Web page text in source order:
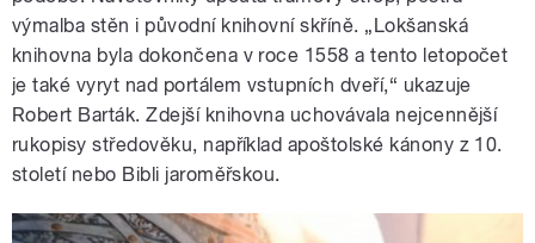
výmalba stěn i původní knihovní skříně. „Lokšanská
knihovna byla dokončena v roce 1558 a tento letopočet
je také vyryt nad portálem vstupních dveří,“ ukazuje
Robert Barták. Zdejší knihovna uchovávala nejcennější
rukopisy středověku, například apoštolské kánony z 10.
století nebo Bibli jaroměřskou.